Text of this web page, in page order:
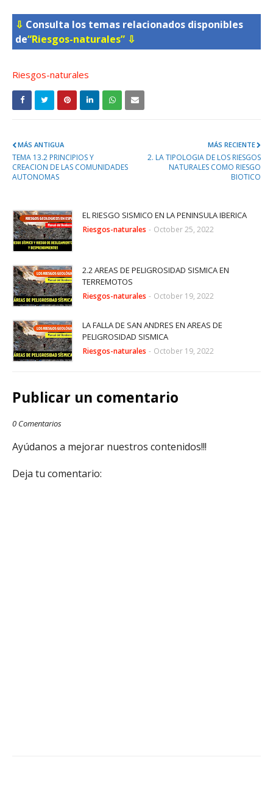
⇩ Consulta los temas relacionados disponibles
de“Riesgos-naturales” ⇩
Riesgos-naturales
MÁS RECIENTE
2. LA TIPOLOGIA DE LOS RIESGOS
NATURALES COMO RIESGO
BIOTICO
MÁS ANTIGUA
TEMA 13.2 PRINCIPIOS Y
CREACION DE LAS COMUNIDADES
AUTONOMAS
EL RIESGO SISMICO EN LA PENINSULA IBERICA
Riesgos-naturales - October 25, 2022
2.2 AREAS DE PELIGROSIDAD SISMICA EN
TERREMOTOS
Riesgos-naturales - October 19, 2022
LA FALLA DE SAN ANDRES EN AREAS DE
PELIGROSIDAD SISMICA
Riesgos-naturales - October 19, 2022
Publicar un comentario
0 Comentarios
Ayúdanos a mejorar nuestros contenidos!!!
Deja tu comentario: